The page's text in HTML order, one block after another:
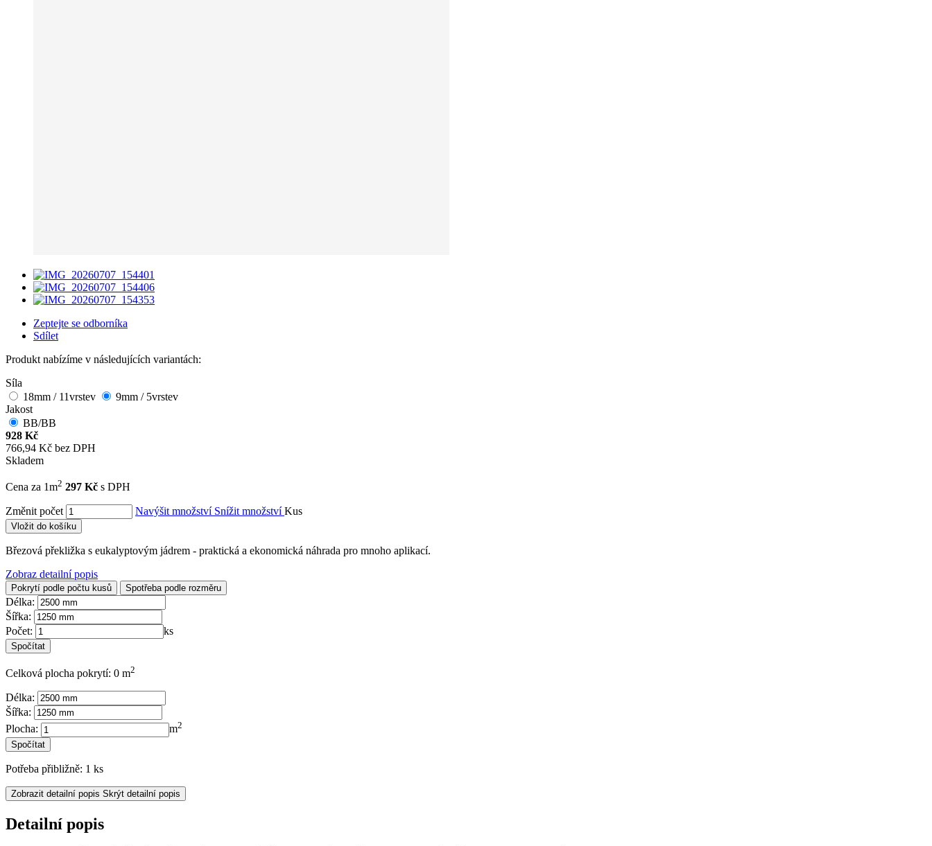
Zeptejte se odborníka
Sdílet
Produkt nabízíme v následujících variantách:
Síla
18mm / 11vrstev
9mm / 5vrstev
Jakost
BB/BB
928 Kč
766,94 Kč bez DPH
Skladem
Cena za 1m2 297 Kč s DPH
Změnit počet Navýšit množství Snížit množstvíKus
Vložit do košíku
Březová překližka s eukalyptovým jádrem - praktická a ekonomická náhrada pro mnoho aplikací.
Zobraz detailní popis
Pokrytí podle počtu kusů Spotřeba podle rozměru
Délka:
Šířka:
Počet:
ks
Celková plocha pokrytí: 0 m2
Délka:
Šířka:
Plocha:
m2
Potřeba přibližně: 1 ks
Zobrazit detailní popis Skrýt detailní popis
Detailní popis